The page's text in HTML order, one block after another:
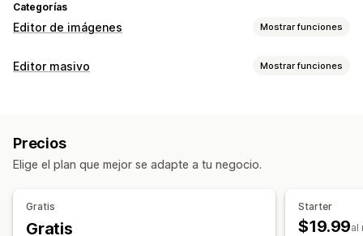
Categorías
Editor de imágenes Mostrar funciones
Optimización de la imagen
Editor masivo Mostrar funciones
Precios
Elige el plan que mejor se adapte a tu negocio.
Gratis
Gratis
Starter
$19.99al